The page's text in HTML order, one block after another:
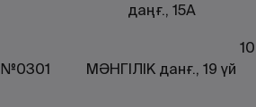
даңғ., 15А
№0301 МӘНГІЛІК данғ., 19 үй